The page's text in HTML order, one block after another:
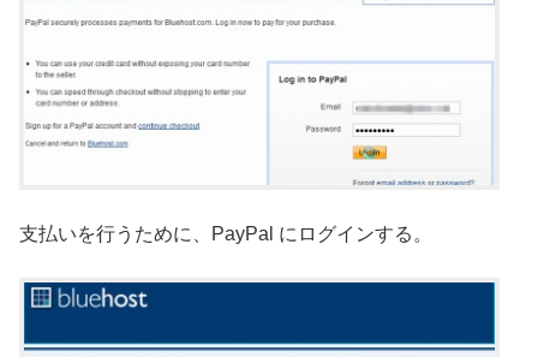
支払いを行うために、PayPal にログインする。